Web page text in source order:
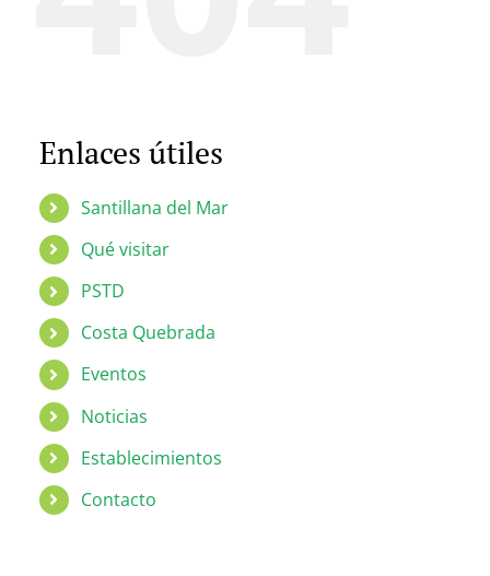
Enlaces útiles
Santillana del Mar
Qué visitar
PSTD
Costa Quebrada
Eventos
Noticias
Establecimientos
Contacto